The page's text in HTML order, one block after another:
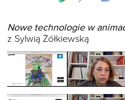
Nowe technologie w
z Sylwią Żółkiewską